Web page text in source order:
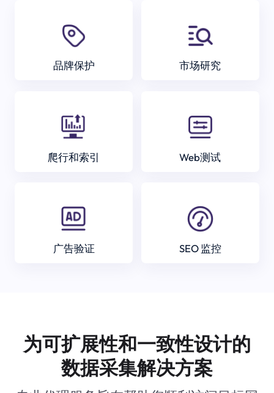
品牌保护 市场研究
爬行和索引 Web测试
广告验证 SEO 监控
为可扩展性和一致性设计的
数据采集解决方案